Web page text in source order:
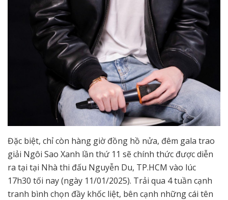
Đặc biệt, chỉ còn hàng giờ đồng hồ nửa, đêm gala trao
giải Ngôi Sao Xanh lần thứ 11 sẽ chính thức được diễn
ra tại tại Nhà thi đấu Nguyễn Du, TP.HCM vào lúc
17h30 tối nay (ngày 11/01/2025). Trải qua 4 tuần cạnh
tranh bình chọn đầy khốc liệt, bên cạnh những cái tên